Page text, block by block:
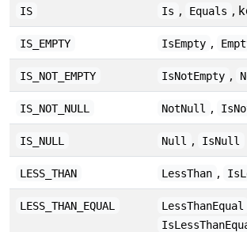
IS Is , Equals ,
IS_EMPTY IsEmpty ,
IS_NOT_EMPTY IsNotEmpty ,
IS_NOT_NULL NotNull ,
IS_NULL Null , IsNull
LESS_THAN LessThan ,
LESS_THAN_EQUAL LessThanEqual